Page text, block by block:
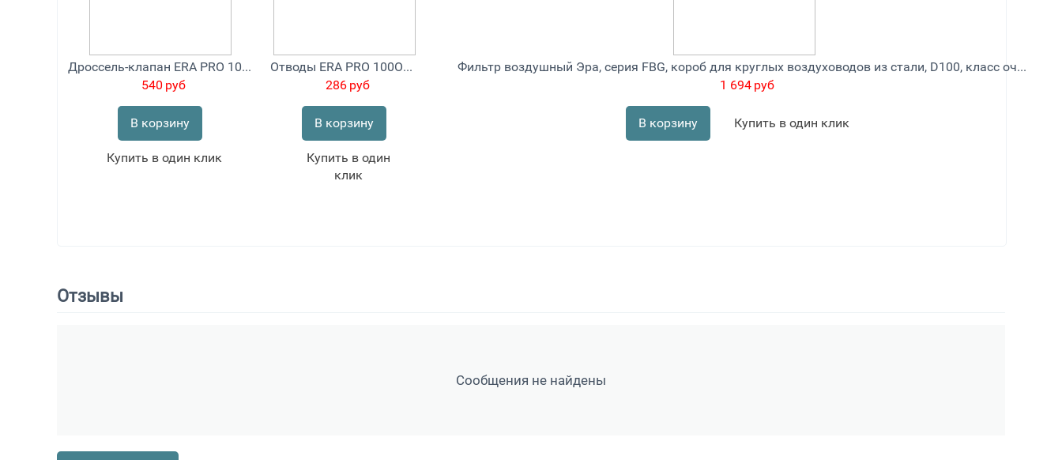
Дроссель-клапан ERA PRO 100TTV
540 руб
В корзину
Купить в один клик
Отводы ERA PRO 100OTG45
286 руб
В корзину
Купить в один
клик
Фильтр воздушный Эра, серия FBG, короб для круглых воздуховодов из стали, D100, класс очистки G4, M5
1 694 руб
В корзину Купить в один клик
Отзывы
Сообщения не найдены